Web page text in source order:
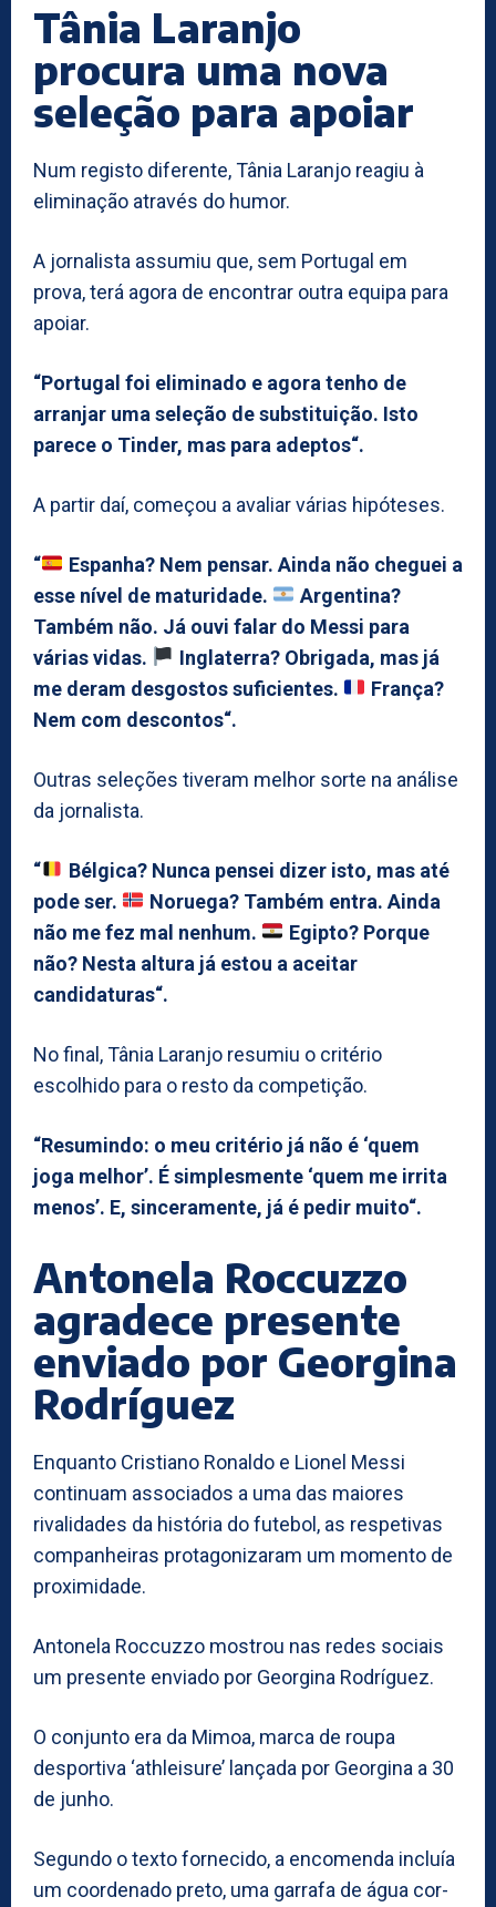
Tânia Laranjo
procura uma nova
seleção para apoiar
Num registo diferente, Tânia Laranjo reagiu à
eliminação através do humor.
A jornalista assumiu que, sem Portugal em
prova, terá agora de encontrar outra equipa para
apoiar.
“Portugal foi eliminado e agora tenho de
arranjar uma seleção de substituição. Isto
parece o Tinder, mas para adeptos“.
A partir daí, começou a avaliar várias hipóteses.
“
Espanha? Nem pensar. Ainda não cheguei a
esse nível de maturidade.
Argentina?
Também não. Já ouvi falar do Messi para
várias vidas.
Inglaterra? Obrigada, mas já
me deram desgostos suficientes.
França?
Nem com descontos“.
Outras seleções tiveram melhor sorte na análise
da jornalista.
“
Bélgica? Nunca pensei dizer isto, mas até
pode ser.
Noruega? Também entra. Ainda
não me fez mal nenhum.
Egipto? Porque
não? Nesta altura já estou a aceitar
candidaturas“.
No final, Tânia Laranjo resumiu o critério
escolhido para o resto da competição.
“Resumindo: o meu critério já não é ‘quem
joga melhor’. É simplesmente ‘quem me irrita
menos’. E, sinceramente, já é pedir muito“.
Antonela Roccuzzo
agradece presente
enviado por Georgina
Rodríguez
Enquanto Cristiano Ronaldo e Lionel Messi
continuam associados a uma das maiores
rivalidades da história do futebol, as respetivas
companheiras protagonizaram um momento de
proximidade.
Antonela Roccuzzo mostrou nas redes sociais
um presente enviado por Georgina Rodríguez.
O conjunto era da Mimoa, marca de roupa
desportiva ‘athleisure’ lançada por Georgina a 30
de junho.
Segundo o texto fornecido, a encomenda incluía
um coordenado preto, uma garrafa de água cor-